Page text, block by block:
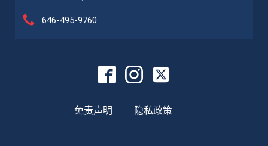
646-495-9760
免责声明 隐私政策